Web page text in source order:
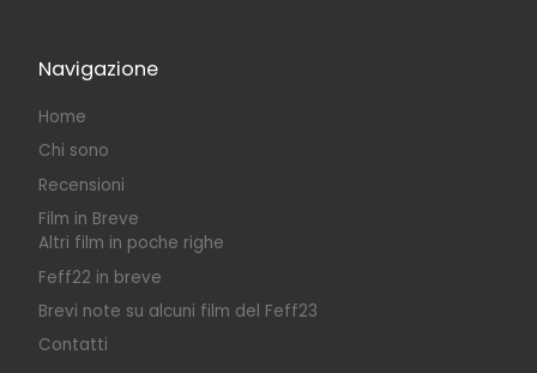
Navigazione
Home
Chi sono
Recensioni
Film in Breve
Altri film in poche righe
Feff22 in breve
Brevi note su alcuni film del Feff23
Contatti